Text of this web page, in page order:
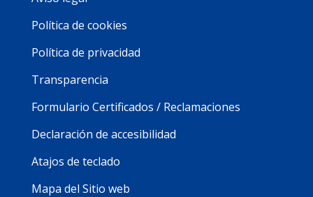
Política de cookies
Política de privacidad
Transparencia
Formulario Certificados / Reclamaciones
Declaración de accesibilidad
Atajos de teclado
Mapa del Sitio web